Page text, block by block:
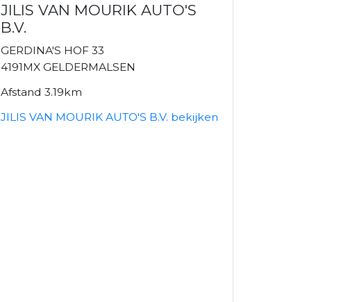
JILIS VAN MOURIK AUTO'S
B.V.
GERDINA'S HOF 33
4191MX GELDERMALSEN
Afstand 3.19km
JILIS VAN MOURIK AUTO'S B.V. bekijken